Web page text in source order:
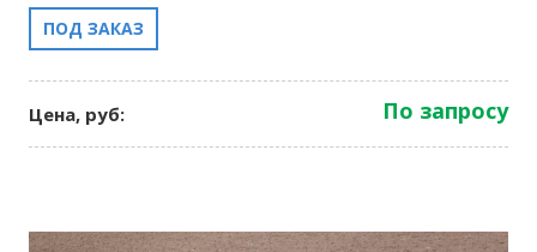
ПОД ЗАКАЗ
Цена, руб: По запросу